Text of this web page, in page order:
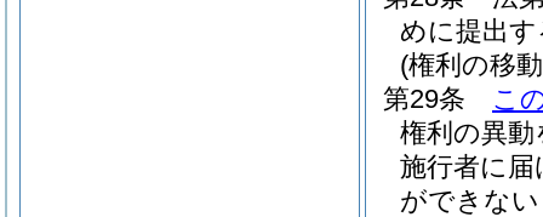
めに提出
(権利の移
第29条
こ
権利の異
施行者に
ができな